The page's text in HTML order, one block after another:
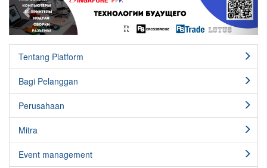
Tentang Platform
Bagi Pelanggan
Perusahaan
Mitra
Event management